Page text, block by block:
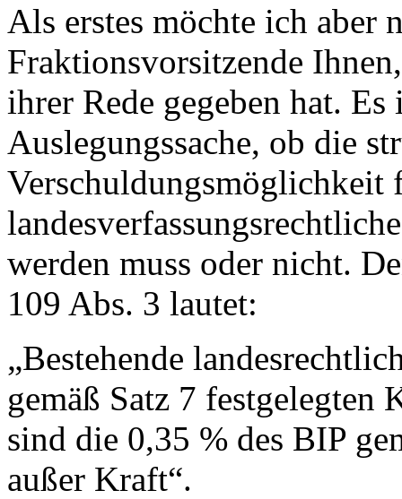
Als erstes möchte ich aber
Fraktionsvorsitzende
ihrer Rede gegeben hat.
Auslegungssache, ob die
Verschuldungsmöglichkeit
werden muss oder nicht.
109 Abs. 3 lautet:
„Bestehende
gemäß Satz 7
sind die 0,35 % des BIP
außer Kraft“.